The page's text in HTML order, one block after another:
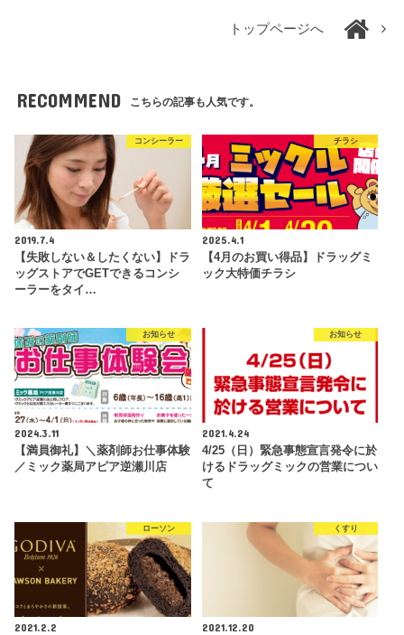
トップページへ
RECOMMEND こちらの記事も人気です。
コンシーラー
2019.7.4
【失敗しない＆したくない】ドラ
ッグストアでGETできるコンシ
ーラーをタイ…
チラシ
2025.4.1
【4月のお買い得品】ドラッグミ
ック大特価チラシ
お知らせ
2024.3.11
【満員御礼】＼薬剤師お仕事体験
／ミック薬局アピア逆瀬川店
お知らせ
2021.4.24
4/25（日）緊急事態宣言発令に於
けるドラッグミックの営業につい
て
ローソン
2021.2.2
くすり
2021.12.20